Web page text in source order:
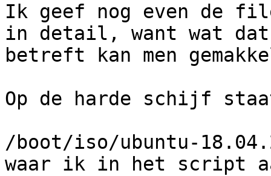
Ik geef nog even de
in detail, want wat dat
betreft kan men
Op de harde schijf
/boot/iso/ubuntu-
waar ik in het script